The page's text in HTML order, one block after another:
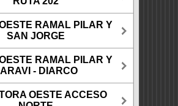
RAMAL PILAR Y
SAN JORGE
RAMAL PILAR Y
- DIARCO
OESTE ACCESO